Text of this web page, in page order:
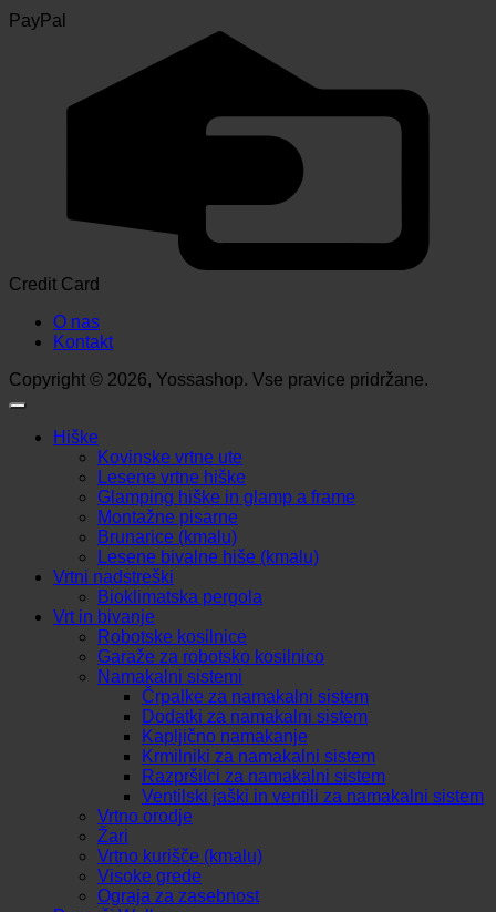
PayPal
Credit Card
O nas
Kontakt
Copyright © 2026, Yossashop. Vse pravice pridržane.
Hiške
Kovinske vrtne ute
Lesene vrtne hiške
Glamping hiške in glamp a frame
Montažne pisarne
Brunarice (kmalu)
Lesene bivalne hiše (kmalu)
Vrtni nadstreški
Bioklimatska pergola
Vrt in bivanje
Robotske kosilnice
Garaže za robotsko kosilnico
Namakalni sistemi
Črpalke za namakalni sistem
Dodatki za namakalni sistem
Kapljično namakanje
Krmilniki za namakalni sistem
Razpršilci za namakalni sistem
Ventilski jaški in ventili za namakalni sistem
Vrtno orodje
Žari
Vrtno kurišče (kmalu)
Visoke grede
Ograja za zasebnost